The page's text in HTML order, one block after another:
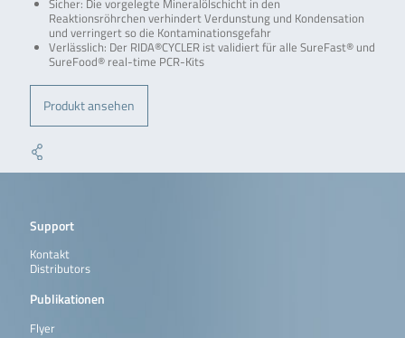
Sicher: Die vorgelegte Mineralölschicht in den
Reaktionsröhrchen verhindert Verdunstung und Kondensation
und verringert so die Kontaminationsgefahr
Verlässlich: Der RIDA®CYCLER ist validiert für alle SureFast® und
SureFood® real-time PCR-Kits
Produkt ansehen
Support
Kontakt
Distributors
Publikationen
Flyer